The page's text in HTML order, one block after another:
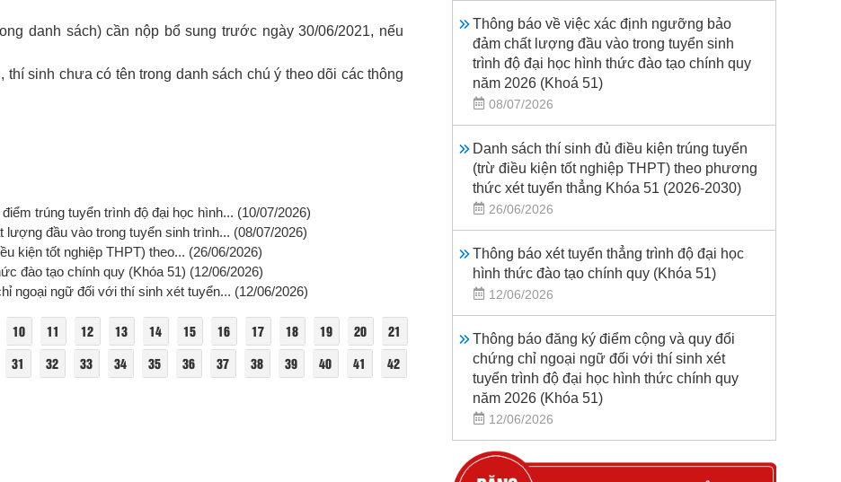
danh sách) cần nộp bổ sung trước ngày 30/06/2021, nếu
sinh chưa có tên trong danh sách chú ý theo dõi các thông
trúng tuyển trình độ đại học hình... (10/07/2026)
đầu vào trong tuyển sinh trình... (08/07/2026)
kiện tốt nghiệp THPT) theo... (26/06/2026)
đào tạo chính quy (Khóa 51) (12/06/2026)
ngoại ngữ đối với thí sinh xét tuyển... (12/06/2026)
10 11 12 13 14 15 16 17 18 19 20
21
31 32 33 34 35 36 37 38 39 40 41
42
Thông báo về việc xác định ngưỡng bảo
đảm chất lượng đầu vào trong tuyển sinh
trình độ đại học hình thức đào tạo chính quy
năm 2026 (Khoá 51)
08/07/2026
Danh sách thí sinh đủ điều kiện trúng tuyển
(trừ điều kiện tốt nghiệp THPT) theo phương
thức xét tuyển thẳng Khóa 51 (2026-2030)
26/06/2026
Thông báo xét tuyển thẳng trình độ đại học
hình thức đào tạo chính quy (Khóa 51)
12/06/2026
Thông báo đăng ký điểm cộng và quy đổi
chứng chỉ ngoại ngữ đối với thí sinh xét
tuyển trình độ đại học hình thức chính quy
năm 2026 (Khóa 51)
12/06/2026